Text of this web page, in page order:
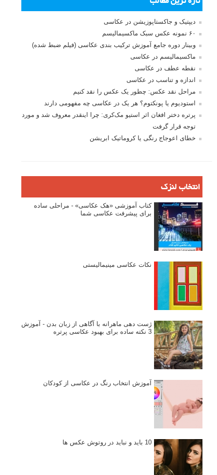
دیپتیک و جاکستا‌پوزیشن در عکاسی
۶۰ نمونه عکس سبک ماکسیمالیسم
وبینار دوره جامع آموزش ترکیب بندی عکاسی (فیلم ضبط شده)
ماکسیمالیسم در عکاسی
نقطه عطف در عکاسی
اندازه و تناسب در عکاسی
مراحل نقد عکس: چطور یک عکس را نقد کنیم
استودیوم یا پونکتوم؟ هر یک در عکاسی چه مفهومی دارند
پرتره دختر افغان اثر استیو مک‌کری: چرا اینقدر معروف شد و مورد
توجه قرار گرفت
خطای اعوجاج رنگی یا کروماتیک ابریشن
انتخاب لنزک
کتاب آموزشی «هک عکاسی» - مراحلی ساده
برای پیشرفت عکاسی شما
نکات عکاسی مینیمالیستی
ژست دهی ماهرانه با آگاهی از زبان بدن - آموزش
3 نکته ساده برای بهبود عکاسی پرتره
آموزش انتخاب رنگ در عکاسی از کودکان
10 باید و نباید در روتوش عکس ها